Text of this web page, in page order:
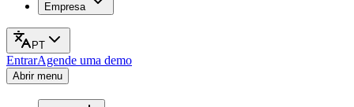
Empresa
PT
EntrarAgende uma demo
Abrir menu